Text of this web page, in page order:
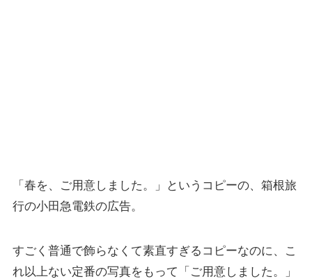
「春を、ご用意しました。」というコピーの、箱根旅
行の小田急電鉄の広告。
すごく普通で飾らなくて素直すぎるコピーなのに、こ
れ以上ない定番の写真をもって「ご用意しました。」